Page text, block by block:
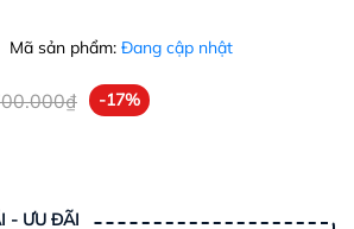
Mã sản phẩm: Đang cập nhật
-17%
- ƯU ĐÃI